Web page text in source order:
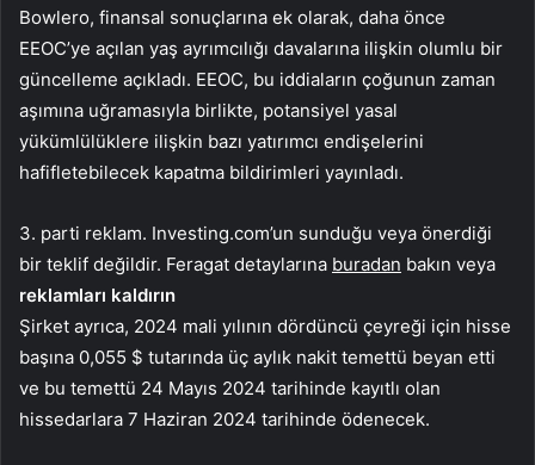
Bowlero, finansal sonuçlarına ek olarak, daha önce
EEOC’ye açılan yaş ayrımcılığı davalarına ilişkin olumlu bir
güncelleme açıkladı. EEOC, bu iddiaların çoğunun zaman
aşımına uğramasıyla birlikte, potansiyel yasal
yükümlülüklere ilişkin bazı yatırımcı endişelerini
hafifletebilecek kapatma bildirimleri yayınladı.
3. parti reklam. Investing.com’un sunduğu veya önerdiği
bir teklif değildir. Feragat detaylarına buradan bakın veya
reklamları kaldırın
Şirket ayrıca, 2024 mali yılının dördüncü çeyreği için hisse
başına 0,055 $ tutarında üç aylık nakit temettü beyan etti
ve bu temettü 24 Mayıs 2024 tarihinde kayıtlı olan
hissedarlara 7 Haziran 2024 tarihinde ödenecek.